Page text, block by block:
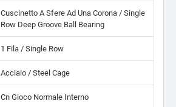
Cuscinetto A Sfere Ad Una Corona / Single
Row Deep Groove Ball Bearing
1 Fila / Single Row
Acciaio / Steel Cage
Cn Gioco Normale Interno